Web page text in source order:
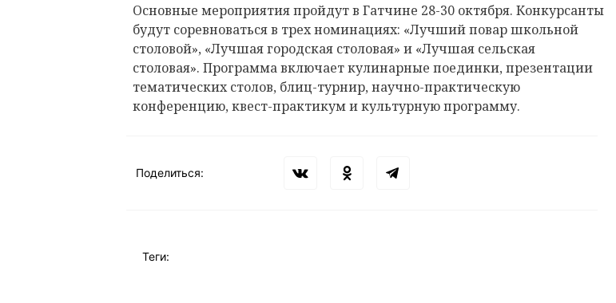
Основные мероприятия пройдут в Гатчине 28-30 октября. Конкурсанты
будут соревноваться в трех номинациях: «Лучший повар школьной
столовой», «Лучшая городская столовая» и «Лучшая сельская
столовая». Программа включает кулинарные поединки, презентации
тематических столов, блиц-турнир, научно-практическую
конференцию, квест-практикум и культурную программу.
Поделиться:
Теги: